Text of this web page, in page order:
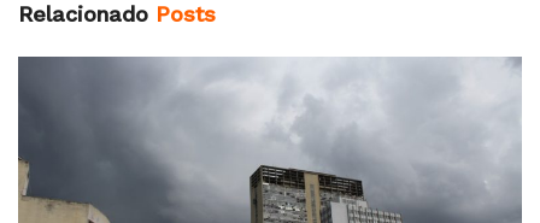
Relacionado Posts